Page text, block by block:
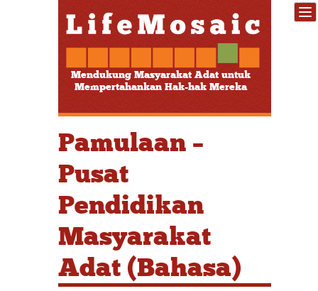
Mendukung Masyarakat Adat untuk
Mempertahankan Hak-hak Mereka
Pamulaan –
Pusat
Pendidikan
Masyarakat
Adat (Bahasa)